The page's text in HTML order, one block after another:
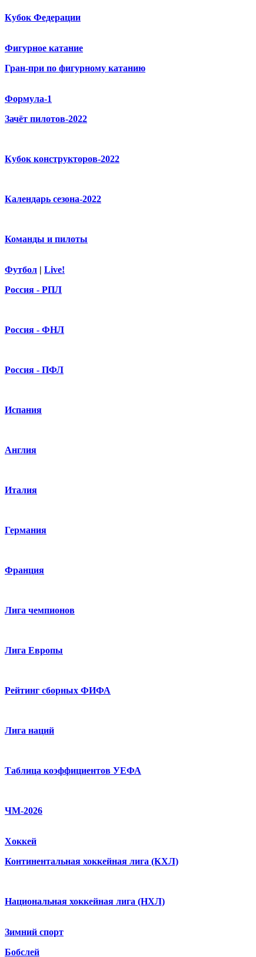
Кубок Федерации
Фигурное катание
Гран-при по фигурному катанию
Формула-1
Зачёт пилотов-2022
Кубок конструкторов-2022
Календарь сезона-2022
Команды и пилоты
Футбол | Live!
Россия - РПЛ
Россия - ФНЛ
Россия - ПФЛ
Испания
Англия
Италия
Германия
Франция
Лига чемпионов
Лига Европы
Рейтинг сборных ФИФА
Лига наций
Таблица коэффициентов УЕФА
ЧМ-2026
Хоккей
Континентальная хоккейная лига (КХЛ)
Национальная хоккейная лига (НХЛ)
Зимний спорт
Бобслей